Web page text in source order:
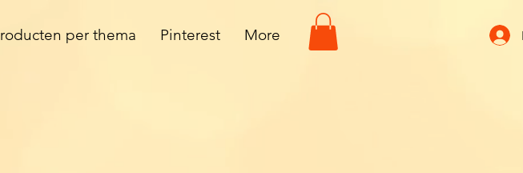
per thema Pinterest More